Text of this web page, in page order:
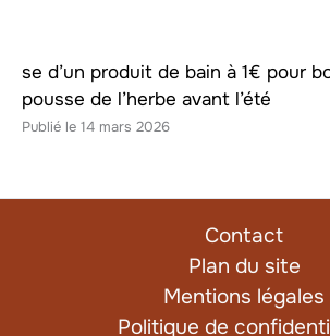
se d’un produit de bain à 1€ pour
pousse de l’herbe avant l’été
14 mars 2026
Contact
Plan du site
Mentions légales
Politique de